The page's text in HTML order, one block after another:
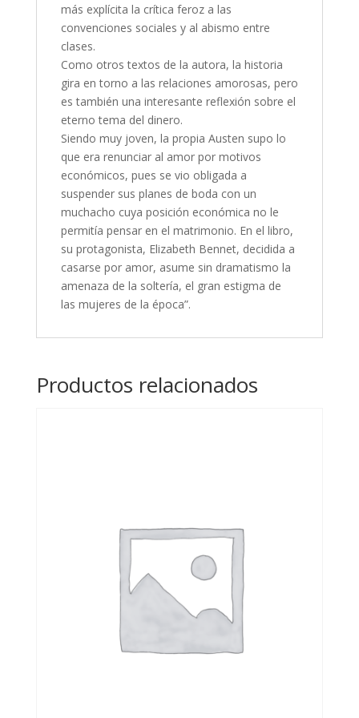
más explícita la crítica feroz a las
convenciones sociales y al abismo entre
clases.
Como otros textos de la autora, la historia
gira en torno a las relaciones amorosas, pero
es también una interesante reflexión sobre el
eterno tema del dinero.
Siendo muy joven, la propia Austen supo lo
que era renunciar al amor por motivos
económicos, pues se vio obligada a
suspender sus planes de boda con un
muchacho cuya posición económica no le
permitía pensar en el matrimonio. En el libro,
su protagonista, Elizabeth Bennet, decidida a
casarse por amor, asume sin dramatismo la
amenaza de la soltería, el gran estigma de
las mujeres de la época”.
Productos relacionados